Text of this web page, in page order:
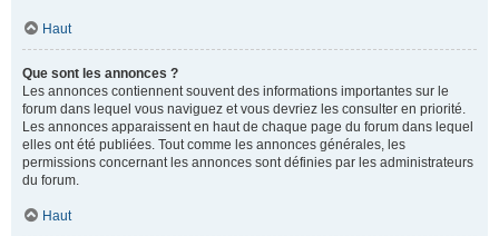
Haut
Que sont les annonces ?
Les annonces contiennent souvent des informations importantes sur le
forum dans lequel vous naviguez et vous devriez les consulter en priorité.
Les annonces apparaissent en haut de chaque page du forum dans lequel
elles ont été publiées. Tout comme les annonces générales, les
permissions concernant les annonces sont définies par les administrateurs
du forum.
Haut